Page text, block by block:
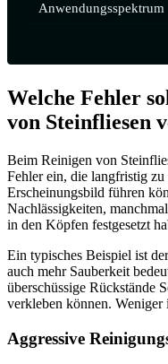
Anwendungsspektrum
Welche Fehler
von Steinfliesen
Beim Reinigen von
Fehler ein, die langfristig zu
Erscheinungsbild führen
Nachlässigkeiten,
in den Köpfen festgesetzt
Ein typisches Beispiel ist
auch mehr Sauberkeit
überschüssige Rückstände
verkleben können. Weniger
Aggressive